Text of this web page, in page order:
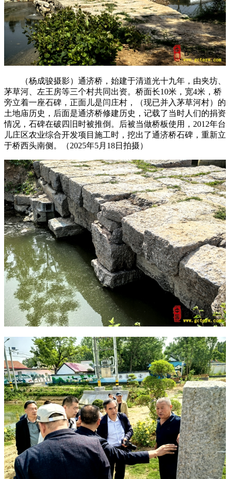
（杨成骏摄影）通济桥，始建于清道光十九年，由夹坊、
茅草河、左王房等三个村共同出资。桥面长10米，宽4米，桥
旁立着一座石碑，正面儿是闫庄村，（现已并入茅草河村）的
土地庙历史，后面是通济桥修建历史，记载了当时人们的捐资
情况，石碑在破四旧时被推倒。后被当做桥板使用，2012年台
儿庄区农业综合开发项目施工时，挖出了通济桥石碑，重新立
于桥西头南侧。（2025年5月18日拍摄）